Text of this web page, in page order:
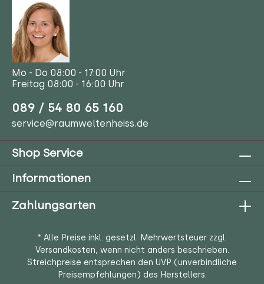
Mo - Do 08:00 - 17:00 Uhr
089 / 54 80 65 160
* Alle Preise inkl. gesetzl. Mehrwertsteuer zzgl.
Versandkosten, wenn nicht anders beschrieben.
Streichpreise entsprechen den UVP (unverbindliche